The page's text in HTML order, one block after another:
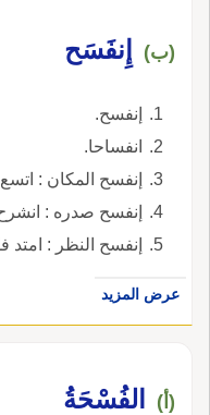
(ب) إِنفَسَح
إنفسح.
انفساحا.
إنفسح المكان :
إنفسح صدره :
إنفسح النظر : امتد
عرض المزيد
(أ) الفُسْحَةُ